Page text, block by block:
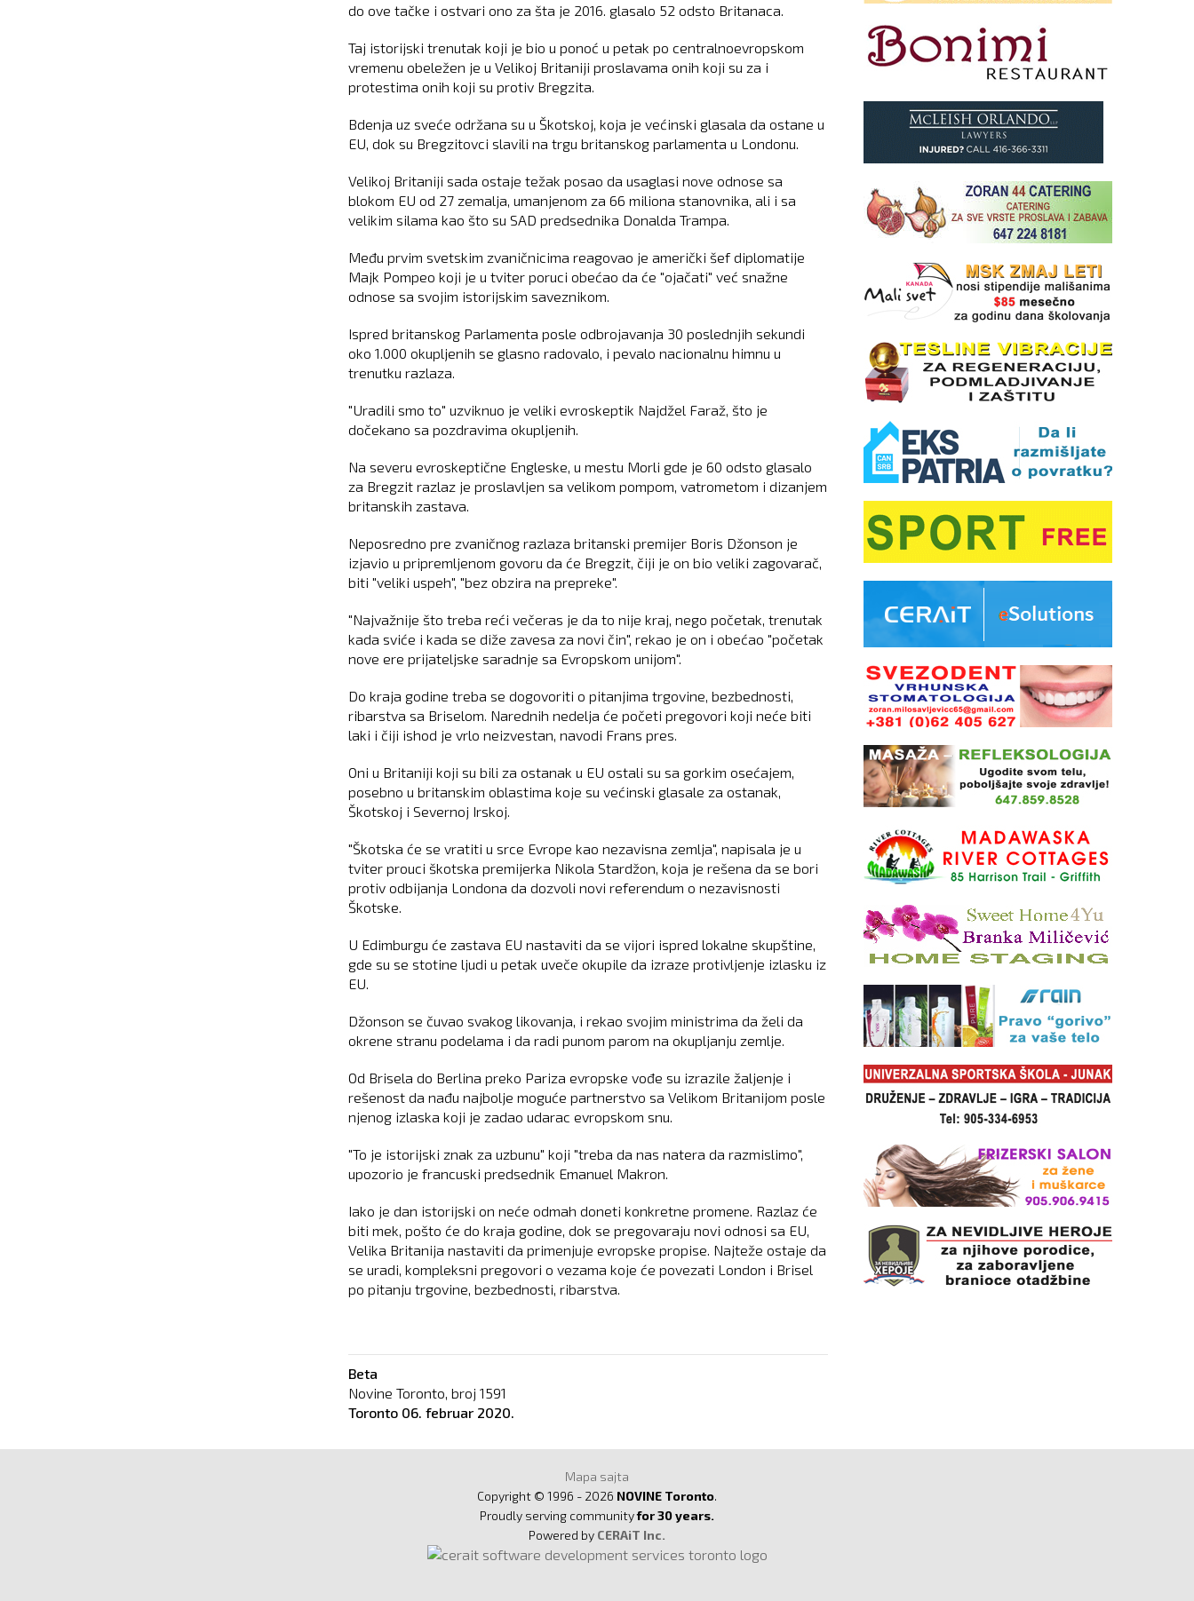
do ove tačke i ostvari ono za šta je 2016. glasalo 52 odsto Britanaca.
Taj istorijski trenutak koji je bio u ponoć u petak po centralnoevropskom
vremenu obeležen je u Velikoj Britaniji proslavama onih koji su za i
protestima onih koji su protiv Bregzita.
Bdenja uz sveće održana su u Škotskoj, koja je većinski glasala da ostane u
EU, dok su Bregzitovci slavili na trgu britanskog parlamenta u Londonu.
Velikoj Britaniji sada ostaje težak posao da usaglasi nove odnose sa
blokom EU od 27 zemalja, umanjenom za 66 miliona stanovnika, ali i sa
velikim silama kao što su SAD predsednika Donalda Trampa.
Među prvim svetskim zvaničnicima reagovao je američki šef diplomatije
Majk Pompeo koji je u tviter poruci obećao da će "ojačati" već snažne
odnose sa svojim istorijskim saveznikom.
Ispred britanskog Parlamenta posle odbrojavanja 30 poslednjih sekundi
oko 1.000 okupljenih se glasno radovalo, i pevalo nacionalnu himnu u
trenutku razlaza.
"Uradili smo to" uzviknuo je veliki evroskeptik Najdžel Faraž, što je
dočekano sa pozdravima okupljenih.
Na severu evroskeptične Engleske, u mestu Morli gde je 60 odsto glasalo
za Bregzit razlaz je proslavljen sa velikom pompom, vatrometom i dizanjem
britanskih zastava.
Neposredno pre zvaničnog razlaza britanski premijer Boris Džonson je
izjavio u pripremljenom govoru da će Bregzit, čiji je on bio veliki zagovarač,
biti "veliki uspeh", "bez obzira na prepreke".
"Najvažnije što treba reći večeras je da to nije kraj, nego početak, trenutak
kada sviće i kada se diže zavesa za novi čin", rekao je on i obećao "početak
nove ere prijateljske saradnje sa Evropskom unijom".
Do kraja godine treba se dogovoriti o pitanjima trgovine, bezbednosti,
ribarstva sa Briselom. Narednih nedelja će početi pregovori koji neće biti
laki i čiji ishod je vrlo neizvestan, navodi Frans pres.
Oni u Britaniji koji su bili za ostanak u EU ostali su sa gorkim osećajem,
posebno u britanskim oblastima koje su većinski glasale za ostanak,
Škotskoj i Severnoj Irskoj.
"Škotska će se vratiti u srce Evrope kao nezavisna zemlja", napisala je u
tviter prouci škotska premijerka Nikola Stardžon, koja je rešena da se bori
protiv odbijanja Londona da dozvoli novi referendum o nezavisnosti
Škotske.
U Edimburgu će zastava EU nastaviti da se vijori ispred lokalne skupštine,
gde su se stotine ljudi u petak uveče okupile da izraze protivljenje izlasku iz
EU.
Džonson se čuvao svakog likovanja, i rekao svojim ministrima da želi da
okrene stranu podelama i da radi punom parom na okupljanju zemlje.
Od Brisela do Berlina preko Pariza evropske vođe su izrazile žaljenje i
rešenost da nađu najbolje moguće partnerstvo sa Velikom Britanijom posle
njenog izlaska koji je zadao udarac evropskom snu.
"To je istorijski znak za uzbunu" koji "treba da nas natera da razmislimo",
upozorio je francuski predsednik Emanuel Makron.
Iako je dan istorijski on neće odmah doneti konkretne promene. Razlaz će
biti mek, pošto će do kraja godine, dok se pregovaraju novi odnosi sa EU,
Velika Britanija nastaviti da primenjuje evropske propise. Najteže ostaje da
se uradi, kompleksni pregovori o vezama koje će povezati London i Brisel
po pitanju trgovine, bezbednosti, ribarstva.
Beta
Novine Toronto, broj 1591
Toronto 06. februar 2020.
Mapa sajta
Copyright © 1996 - 2026 NOVINE Toronto.
Proudly serving communityfor 30 years.
Powered by CERAiT Inc.